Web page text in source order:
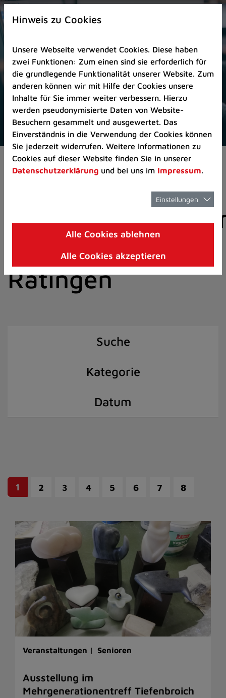
Zur
Startseite
Zum
Seitenanfang
springen
(Schnelltaste
A)
Zur
Navigation/Menü
springen
(Schnelltaste
M)
Zur
8)
I)
Pressemeldungen
der Stadt
Ratingen
Suche
Kategorie
Datum
1 2 3 4 5 6 7 8
Veranstaltungen | Senioren
Ausstellung im
Mehrgenerationentreff Tiefenbroich
Hinweis zu Cookies
Unsere Webseite verwendet Cookies. Diese haben
zwei Funktionen: Zum einen sind sie erforderlich für
die grundlegende Funktionalität unserer Website. Zum
anderen können wir mit Hilfe der Cookies unsere
Inhalte für Sie immer weiter verbessern. Hierzu
werden pseudonymisierte Daten von Website-
Besuchern gesammelt und ausgewertet. Das
Einverständnis in die Verwendung der Cookies können
Sie jederzeit widerrufen. Weitere Informationen zu
Cookies auf dieser Website finden Sie in unserer
Datenschutzerklärung und bei uns im Impressum.
Einstellungen
Alle Cookies ablehnen
Alle Cookies akzeptieren